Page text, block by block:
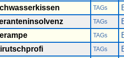
TAGs
TAGs
TAGs
TAGs